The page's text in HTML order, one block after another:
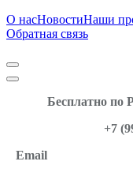
О насНовостиНаши
Обратная связь
Бесплатно по
+7 (991)